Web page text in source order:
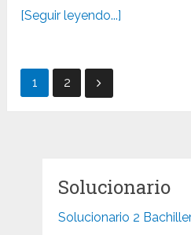
[Seguir leyendo...]
Paginación
1 2
Solucionario
Solucionario 2